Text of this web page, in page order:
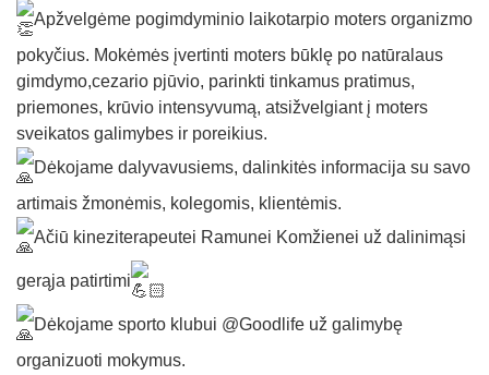
Atsiliepimai
Kontaktai
Apžvelgėme pogimdyminio laikotarpio moters organizmo
pokyčius. Mokėmės įvertinti moters būklę po natūralaus
gimdymo,cezario pjūvio, parinkti tinkamus pratimus,
priemones, krūvio intensyvumą, atsižvelgiant į moters
sveikatos galimybes ir poreikius.
Dėkojame dalyvavusiems, dalinkitės informacija su savo
artimais žmonėmis, kolegomis, klientėmis.
Ačiū kineziterapeutei Ramunei Komžienei už dalinimąsi
gerąja patirtimi
Dėkojame sporto klubui @Goodlife už galimybę
organizuoti mokymus.